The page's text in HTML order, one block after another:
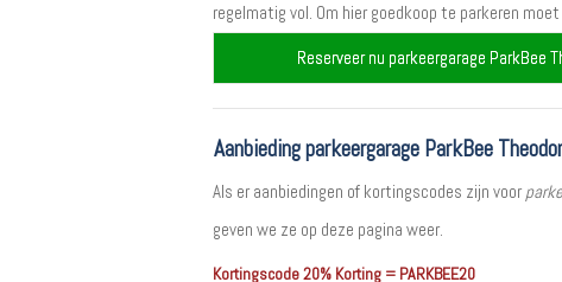
regelmatig vol. Om hier goedkoop te parkeren
Reserveer nu parkeergarage ParkBee
Aanbieding parkeergarage ParkBee
Als er aanbiedingen of kortingscodes zijn voor
geven we ze op deze pagina weer.
Kortingscode 20% Korting = PARKBEE20